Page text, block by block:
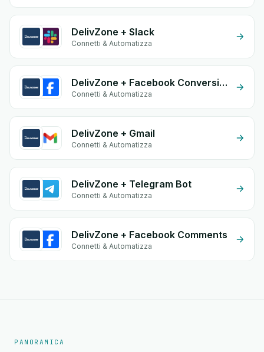
DelivZone + Slack
Connetti & Automatizza
DelivZone + Facebook Conversion API (CAPI)
Connetti & Automatizza
DelivZone + Gmail
Connetti & Automatizza
DelivZone + Telegram Bot
Connetti & Automatizza
DelivZone + Facebook Comments
Connetti & Automatizza
PANORAMICA